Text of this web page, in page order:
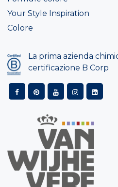
Your Style Inspiration
Colore
La prima azienda
certificazione B Corp